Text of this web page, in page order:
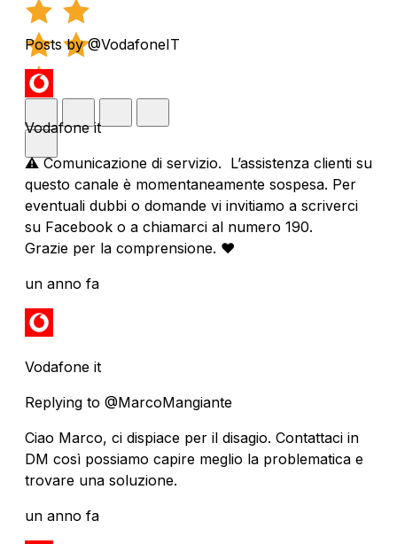
Posts by @VodafoneIT
Vodafone it
⚠️ Comunicazione di servizio. L’assistenza clienti su
questo canale è momentaneamente sospesa. Per
eventuali dubbi o domande vi invitiamo a scriverci
su Facebook o a chiamarci al numero 190.
Grazie per la comprensione. ❤️
un anno fa
Vodafone it
Replying to @MarcoMangiante
Ciao Marco, ci dispiace per il disagio. Contattaci in
DM così possiamo capire meglio la problematica e
trovare una soluzione.
un anno fa